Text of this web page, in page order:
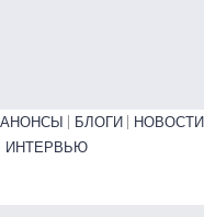
Primary links bottom
АНОНСЫ БЛОГИ НОВОСТИ
ИНТЕРВЬЮ